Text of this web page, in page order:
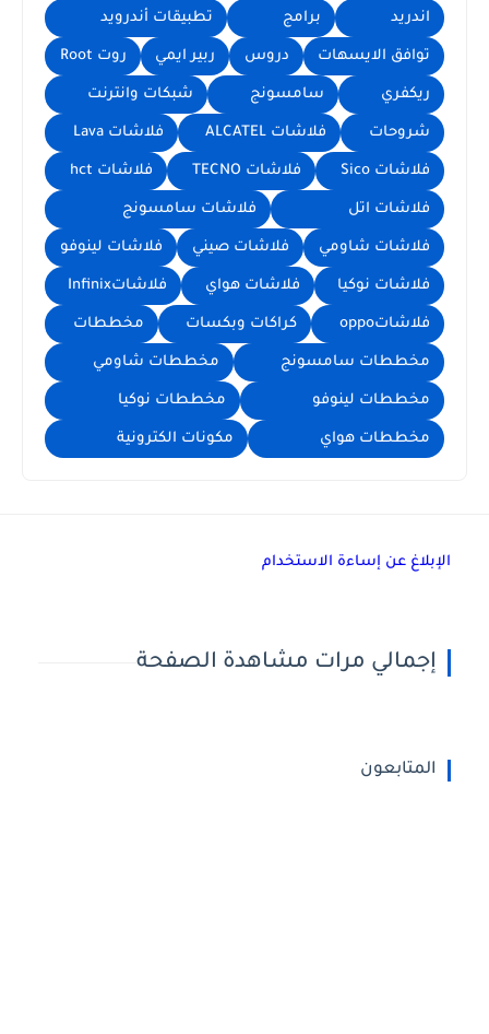
اندريد برامج تطبيقات أندرويد
توافق الايسهات دروس ربير ايمي روت Root
ريكفري سامسونج شبكات وانترنت
شروحات فلاشات ALCATEL فلاشات Lava
فلاشات Sico فلاشات TECNO فلاشات hct
فلاشات اتل فلاشات سامسونج
فلاشات شاومي فلاشات صيني فلاشات لينوفو
فلاشات نوكيا فلاشات هواي فلاشاتInfinix
فلاشاتoppo كراكات وبكسات مخططات
مخططات سامسونج مخططات شاومي
مخططات لينوفو مخططات نوكيا
مخططات هواي مكونات الكترونية
الإبلاغ عن إساءة الاستخدام
إجمالي مرات مشاهدة الصفحة
المتابعون